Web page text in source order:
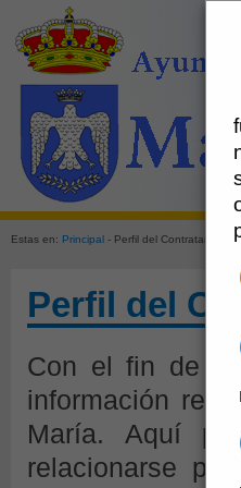
Estas en: Principal - Perfil del Contratante.
Perfil del
Con el fin de
información
María. Aquí
relacionarse